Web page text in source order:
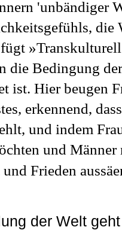
'unbändiger
die
die Bedingung
ist. Hier beugen
erkennend,
und indem
und Männer
Frieden
der Welt